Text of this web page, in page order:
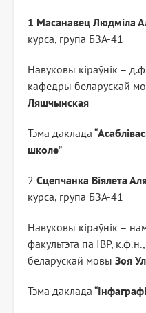
1 Масанавец Людміла
курса, група БЗА-41
Навуковы кіраўнік –
кафедры беларускай
Ляшчынская
Тэма даклада “
школе”
2 Сцепчанка Віялета
курса, група БЗА-41
Навуковы кіраўнік –
факультэта па ІВР,
беларускай мовы Зоя
Тэма даклада “